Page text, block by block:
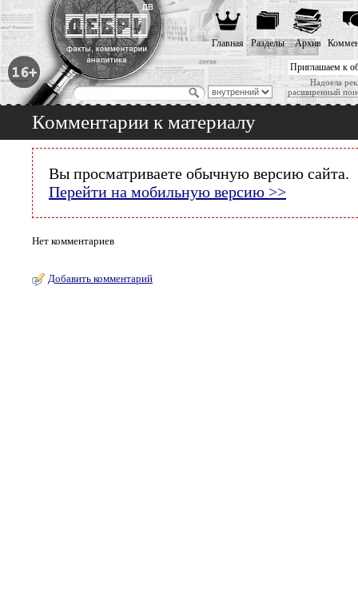
Приглашаем к
Надоела
расширенный
Главная Разделы Архив
Комментарии к материалу
Вы просматриваете обычную версию сайта.
Перейти на мобильную версию >>
Нет комментариев
Добавить комментарий